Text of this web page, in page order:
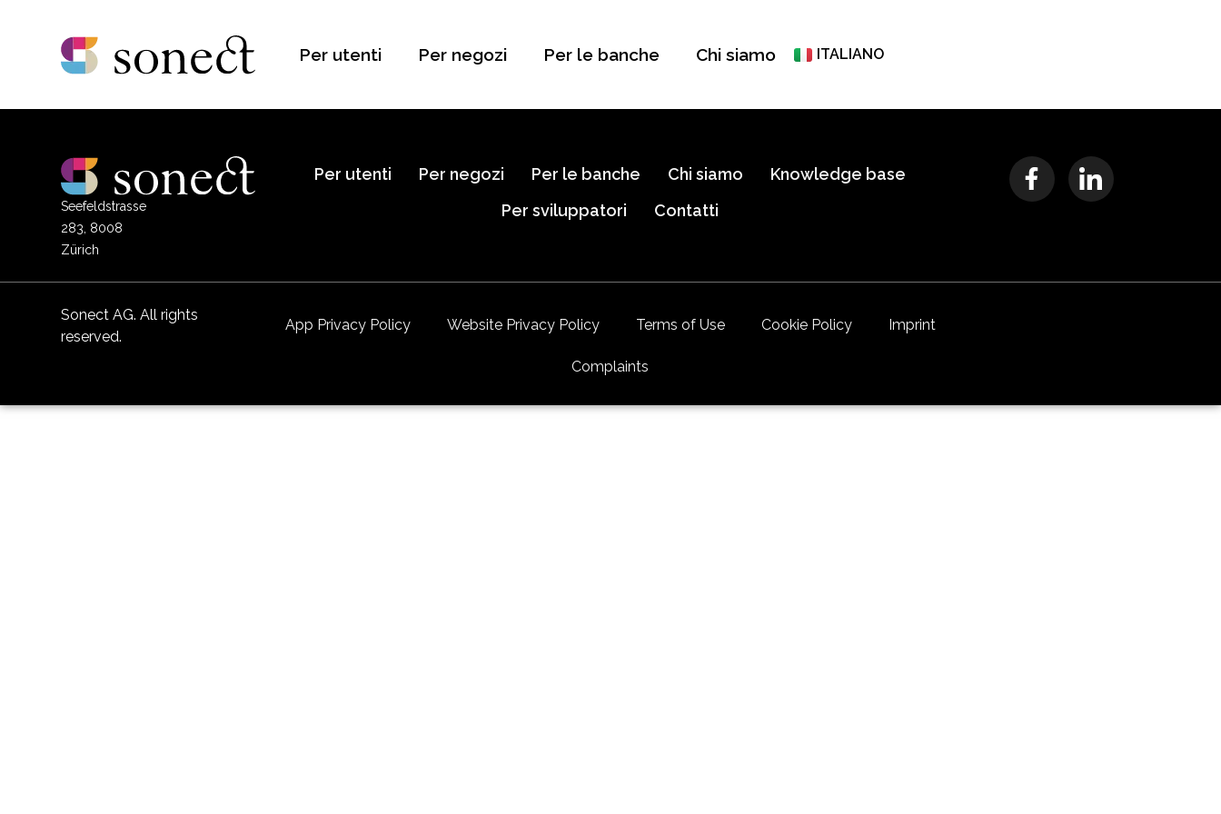
Per utenti Per negozi Per le banche Chi siamo ITALIANO
БЪЛГАРСКИ
Seefeldstrasse
283, 8008
Zürich
Per utenti Per negozi Per le banche Chi siamo
Knowledge base
Per sviluppatori
Contatti
Sonect AG. All rights
reserved.
App Privacy Policy Website Privacy Policy Terms of Use Cookie Policy Imprint
Complaints